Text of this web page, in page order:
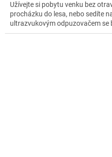
Užívejte si pobytu venku bez
procházku do lesa, nebo sedíte
ultrazvukovým odpuzovačem se